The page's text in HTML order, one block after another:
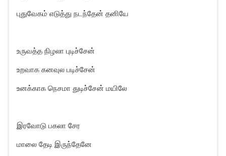
புதுவேகம் எடுத்து நடந்தேன் தனியே
உருவத்த நிழலா புடிச்சேன்
உறவாக கனவுல படிச்சேன்
உனக்காக நெசமா துடிச்சேன் மயிலே
இரவோடு பகலா சேர
மாலை தேடி இருந்தேனே